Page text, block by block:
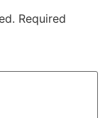
Required